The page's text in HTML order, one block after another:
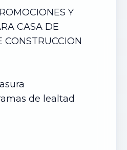
Y
A CASA DE
CONSTRUCCION
de lealtad